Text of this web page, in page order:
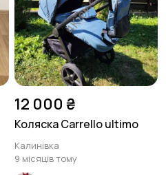
12 000 ₴
Коляска Carrello ultimo
Калинівка
9 місяців тому